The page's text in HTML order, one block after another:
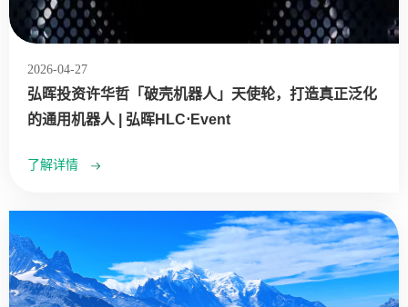
2026-04-27
弘晖投资许华哲「破壳机器人」天使轮，打造真正泛化
的通用机器人 | 弘晖HLC⋅Event
了解详情